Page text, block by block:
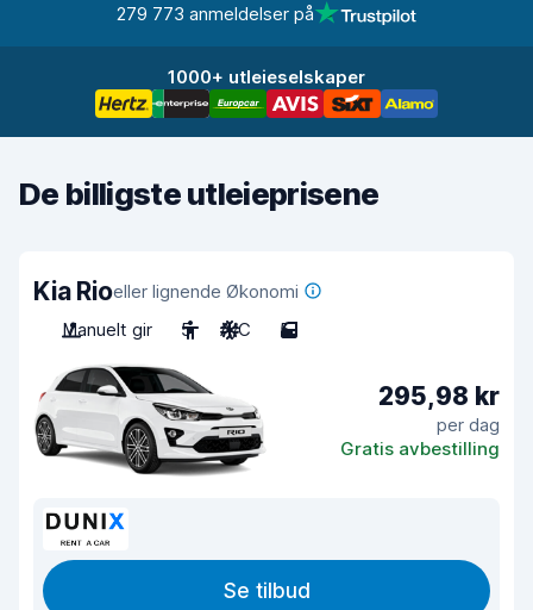
279 773 anmeldelser på
1000+ utleieselskaper
De billigste utleieprisene
Kia Rioeller lignende Økonomi
Manuelt gir
5 A/C 5
295,98 kr
per dag
Gratis avbestilling
Se tilbud